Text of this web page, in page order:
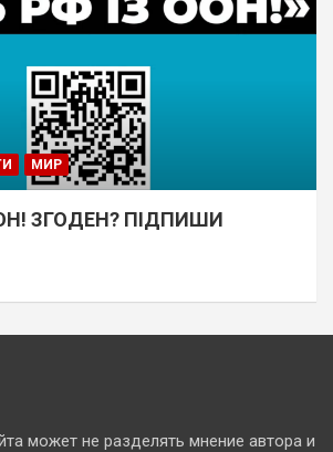
МИР
ЗГОДЕН? ПІДПИШИ
может не разделять мнение автора и